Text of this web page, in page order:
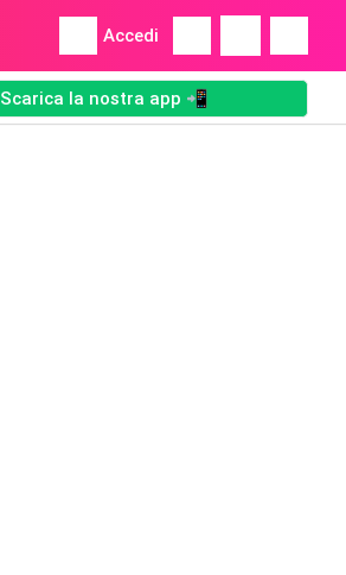
Accedi
Scarica la nostra app 📲